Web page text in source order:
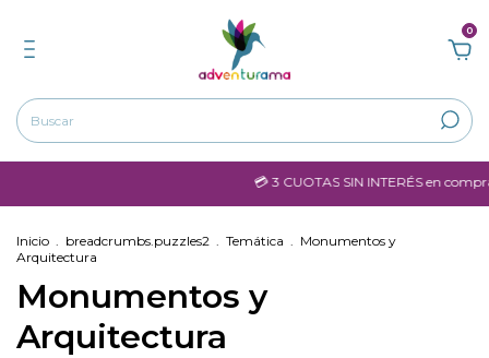
0
💳 3 CUOTAS SIN INTERÉS en compras
Inicio . breadcrumbs.puzzles2 . Temática . Monumentos y
Arquitectura
Monumentos y
Arquitectura